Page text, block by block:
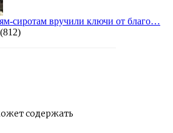
сиротам вручили ключи от благо…
(812)
содержать